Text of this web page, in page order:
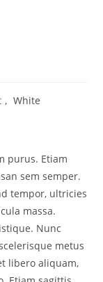
, White
purus. Etiam
sem semper.
tempor, ultricies
massa.
Nunc
metus
libero aliquam,